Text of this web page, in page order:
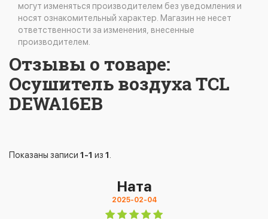
могут изменяться производителем без уведомления и
носят ознакомительный характер. Магазин не несет
ответственности за изменения, внесенные
производителем.
Отзывы о товаре:
Осушитель воздуха TCL
DEWA16EB
Показаны записи 1-1 из 1.
Ната
2025-02-04